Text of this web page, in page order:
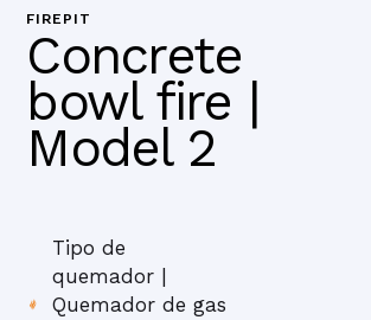
FIREPIT
Concrete
bowl fire |
Model 2
Tipo de
quemador |
Quemador de gas